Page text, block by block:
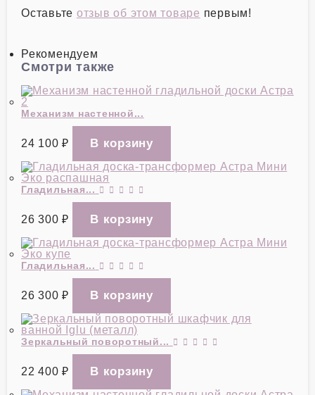
Оставьте отзыв об этом товаре первым!
Рекомендуем
Смотри также
Механизм настенной...
24 100₽
Гладильная...
26 300₽
Гладильная...
26 300₽
Зеркальный поворотный...
22 400₽